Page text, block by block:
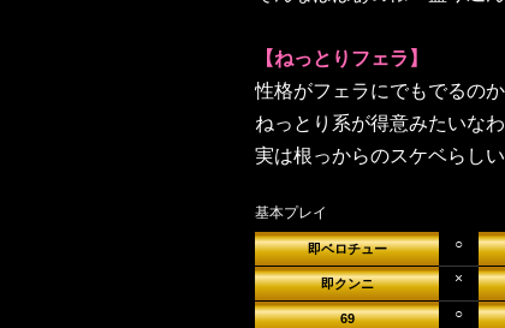
【ねっとりフェラ】
性格がフェラにでもでるのか
ねっとり系が得意みたいなわ
実は根っからのスケベらしい
シチュエーションが結構いい
【ばばぁフレーズ】
基本プレイ
即ベロチュー ○
即クンニ ×
69 ○